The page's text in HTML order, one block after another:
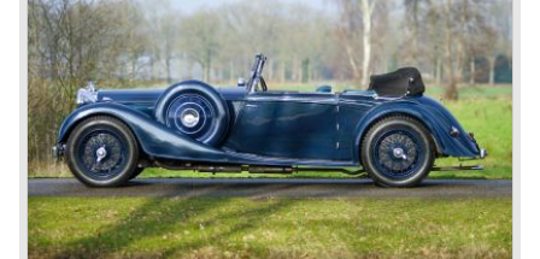
*Source: The Story of the Red Triangle